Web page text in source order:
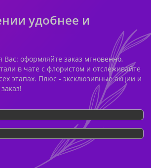
удобнее и
оформляйте заказ мгновенно,
в чате с флористом и отслеживайте
этапах. Плюс - эксклюзивные акции и